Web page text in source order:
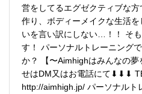
営をしてるエグゼクティブな
作り、ボディーメイクな生活
いを言い訳にしない…！！ そ
す！ パーソナルトレーニング
か？ 【〜Aimhighはみんなの
せはDM又はお電話にて⬇︎⬇︎⬇︎
http://aimhigh.jp/ パーソナルト